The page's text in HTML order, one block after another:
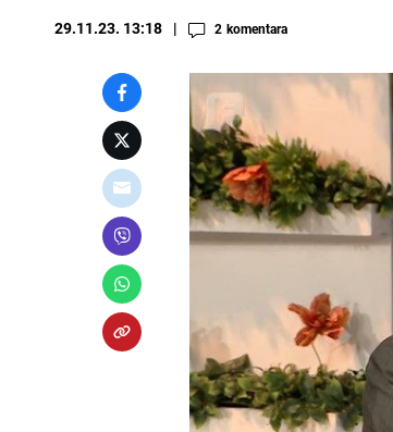
29.11.23. 13:18 2 komentara